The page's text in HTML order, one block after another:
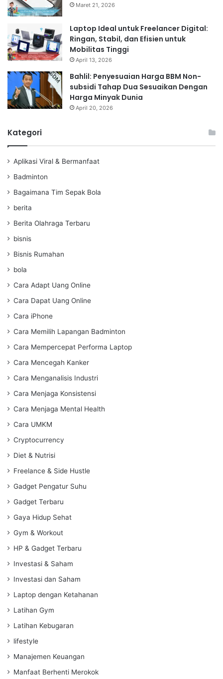
Maret 21, 2026
Laptop Ideal untuk Freelancer Digital:
Ringan, Stabil, dan Efisien untuk
Mobilitas Tinggi
April 13, 2026
Bahlil: Penyesuaian Harga BBM Non-
subsidi Tahap Dua Sesuaikan Dengan
Harga Minyak Dunia
April 20, 2026
Kategori
Aplikasi Viral & Bermanfaat
Badminton
Bagaimana Tim Sepak Bola
berita
Berita Olahraga Terbaru
bisnis
Bisnis Rumahan
bola
Cara Adapt Uang Online
Cara Dapat Uang Online
Cara iPhone
Cara Memilih Lapangan Badminton
Cara Mempercepat Performa Laptop
Cara Mencegah Kanker
Cara Menganalisis Industri
Cara Menjaga Konsistensi
Cara Menjaga Mental Health
Cara UMKM
Cryptocurrency
Diet & Nutrisi
Freelance & Side Hustle
Gadget Pengatur Suhu
Gadget Terbaru
Gaya Hidup Sehat
Gym & Workout
HP & Gadget Terbaru
Investasi & Saham
Investasi dan Saham
Laptop dengan Ketahanan
Latihan Gym
Latihan Kebugaran
lifestyle
Manajemen Keuangan
Manfaat Berhenti Merokok